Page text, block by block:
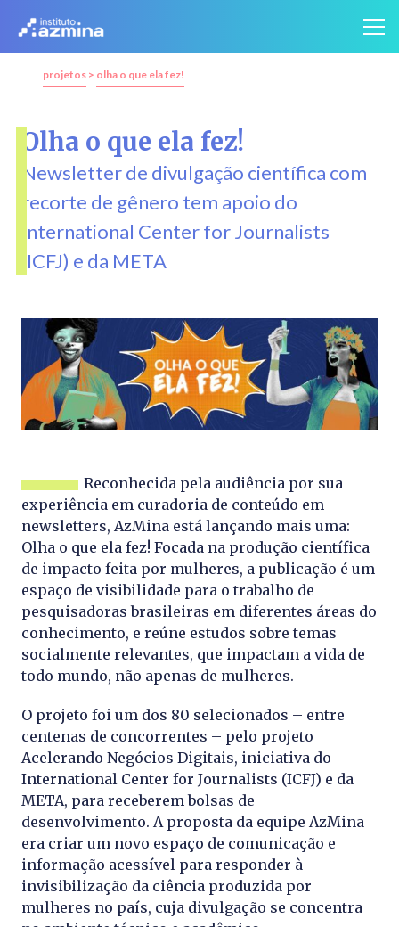
projetos > olha o que ela fez!
Olha o que ela fez!
Newsletter de divulgação científica com
recorte de gênero tem apoio do
International Center for Journalists
(ICFJ) e da META
Reconhecida pela audiência por sua
experiência em curadoria de conteúdo em
newsletters, AzMina está lançando mais uma:
Olha o que ela fez! Focada na produção científica
de impacto feita por mulheres, a publicação é um
espaço de visibilidade para o trabalho de
pesquisadoras brasileiras em diferentes áreas do
conhecimento, e reúne estudos sobre temas
socialmente relevantes, que impactam a vida de
todo mundo, não apenas de mulheres.
O projeto foi um dos 80 selecionados – entre
centenas de concorrentes – pelo projeto
Acelerando Negócios Digitais, iniciativa do
International Center for Journalists (ICFJ) e da
META, para receberem bolsas de
desenvolvimento. A proposta da equipe AzMina
era criar um novo espaço de comunicação e
informação acessível para responder à
invisibilização da ciência produzida por
mulheres no país, cuja divulgação se concentra